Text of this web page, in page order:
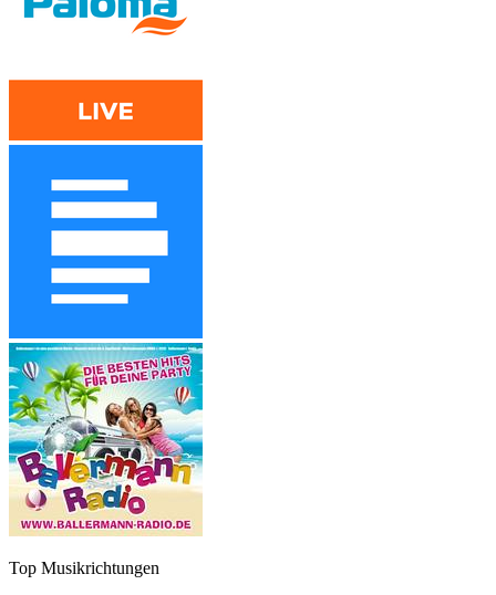
Top Musikrichtungen